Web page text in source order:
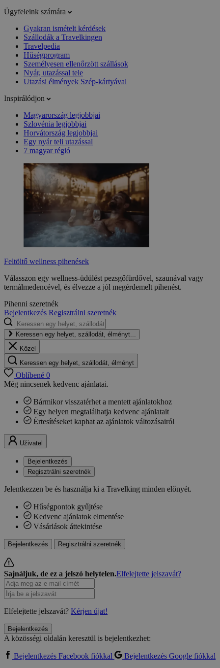
Ügyfeleink számára
Gyakran ismételt kérdések
Szállodák a Travelkingen
Travelpedia
Hűségprogram
Személyesen ellenőrzött szállások
Nyár, utazással tele
Utazási élmények Szép-kártyával
Inspirálódjon
Magyarország legjobbjai
Szlovénia legjobbjai
Horvátország legjobbjai
Egy nyár teli utazással
7 magyar régió
Feltöltő wellness pihenések
Válasszon egy wellness-üdülést pezsgőfürdővel, szaunával vagy
termálmedencével, és élvezze a jól megérdemelt pihenést.
Pihenni szeretnék
Bejelentkezés Regisztrálni szeretnék
Keressen egy helyet, szállodát, élményt...
Közel
Keressen egy helyet, szállodát, élményt
Oblíbené 0
Még nincsenek kedvenc ajánlatai.
Bármikor visszatérhet a mentett ajánlatokhoz
Egy helyen megtalálhatja kedvenc ajánlatait
Értesítéseket kaphat az ajánlatok változásairól
Uživatel
Bejelentkezés
Regisztrálni szeretnék
Jelentkezzen be és használja ki a Travelking minden előnyét.
Hűségpontok gyűjtése
Kedvenc ajánlatok elmentése
Vásárlások áttekintése
Bejelentkezés Regisztrálni szeretnék
Sajnáljuk, de ez a jelszó helytelen.Elfelejtette jelszavát?
Elfelejtette jelszavát? Kérjen újat!
Bejelentkezés
A közösségi oldalán keresztül is bejelentkezhet:
Bejelentkezés Facebook fiókkal
Bejelentkezés Google fiókkal